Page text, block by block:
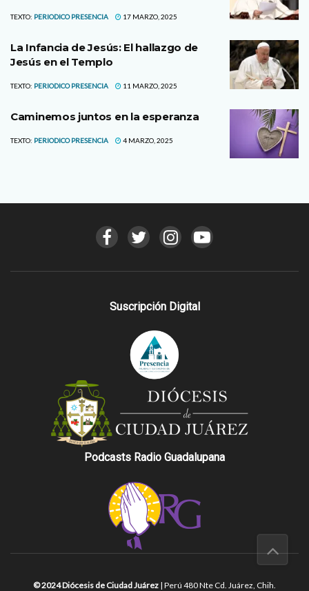
TEXTO: PERIODICO PRESENCIA 17 MARZO, 2025
La Infancia de Jesús: El hallazgo de
Jesús en el Templo
TEXTO: PERIODICO PRESENCIA 11 MARZO, 2025
Caminemos juntos en la esperanza
TEXTO: PERIODICO PRESENCIA 4 MARZO, 2025
Suscripción Digital
Podcasts Radio Guadalupana
© 2024 Diócesis de Ciudad Juárez | Perú 480 Nte Cd. Juárez, Chih.